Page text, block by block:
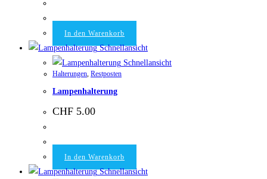
In den Warenkorb
Schnellansicht
Schnellansicht
Halterungen, Restposten
Lampenhalterung
CHF 5.00
In den Warenkorb
Schnellansicht